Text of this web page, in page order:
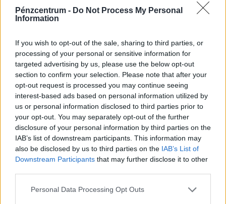
Pénzcentrum - Do Not Process My Personal
Information
If you wish to opt-out of the sale, sharing to third parties, or
processing of your personal or sensitive information for
targeted advertising by us, please use the below opt-out
section to confirm your selection. Please note that after your
opt-out request is processed you may continue seeing
interest-based ads based on personal information utilized by
us or personal information disclosed to third parties prior to
your opt-out. You may separately opt-out of the further
disclosure of your personal information by third parties on the
IAB’s list of downstream participants. This information may
also be disclosed by us to third parties on the IAB’s List of
Downstream Participants that may further disclose it to other
Personal Data Processing Opt Outs
jeggyel utaztunk. Mutatjuk, mikor jár pénzvisszafizetés,
kupon vagy kártérítés.
Vitézy Dávid exkluzív, országos forgalom-